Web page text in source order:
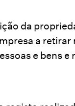
da
a
e bens